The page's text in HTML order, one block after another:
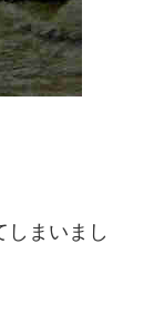
しまいまし